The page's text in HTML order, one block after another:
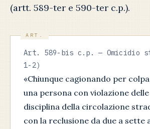
(artt. 589-ter e 590-ter c.p.).
Art. 589-bis c.p. — Omicidio
1-2)
«Chiunque cagionando per
una persona con violazione
disciplina della circolazione
con la reclusione da due a sette